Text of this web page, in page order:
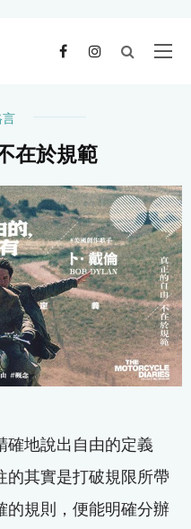
言
在於規範
確地說出自由的定義
的其實是打破規限所帶
的規則，便能明確分辦